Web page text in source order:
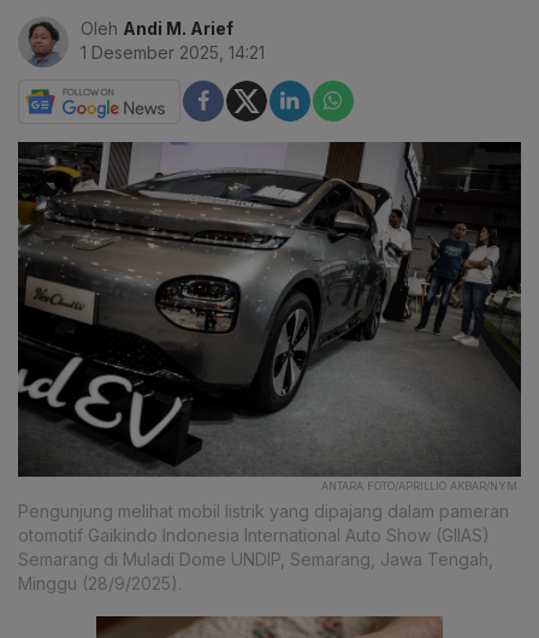
Oleh Andi M. Arief
1 Desember 2025, 14:21
ANTARA FOTO/APRILLIO AKBAR/NYM.
Pengunjung melihat mobil listrik yang dipajang dalam pameran
otomotif Gaikindo Indonesia International Auto Show (GIIAS)
Semarang di Muladi Dome UNDIP, Semarang, Jawa Tengah,
Minggu (28/9/2025).